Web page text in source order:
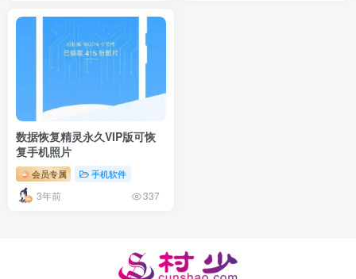
数据恢复精灵永久VIP版可恢
复手机照片
会员专属 手机软件
3年前 337